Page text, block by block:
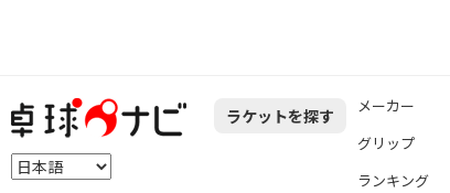
ラケットを探す メーカー
グリップ
ランキング